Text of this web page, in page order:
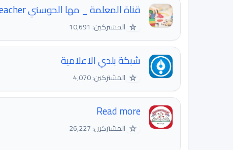
قناة المعلمة _ مها الحوسني almaha.teacher
☆ المشتركين: 10,691
شبكة بلدي الاعلامية
☆ المشتركين: 4,070
Read more
☆ المشتركين: 26,227